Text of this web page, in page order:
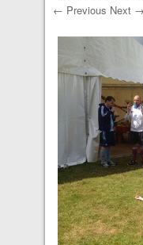
← Previous Next →